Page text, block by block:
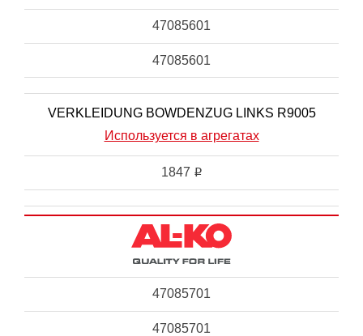
47085601
47085601
VERKLEIDUNG BOWDENZUG LINKS R9005
Используется в агрегатах
1847 i
47085701
47085701